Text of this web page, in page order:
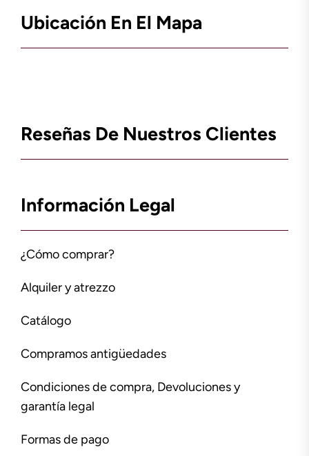
Ubicación En El Mapa
Reseñas De Nuestros Clientes
Información Legal
¿Cómo comprar?
Alquiler y atrezzo
Catálogo
Compramos antigüedades
Condiciones de compra, Devoluciones y
garantía legal
Formas de pago